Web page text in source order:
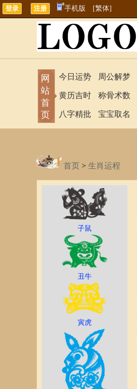
手机版 [繁体]
网
站
首
页
今日运势
黄历吉时
八字精批
周公解梦
称骨术数
宝宝取名
首页 > 生肖运程
子鼠
丑牛
寅虎